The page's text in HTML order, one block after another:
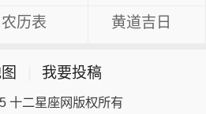
农历表 黄道吉日
我要投稿
十二星座网版权所有